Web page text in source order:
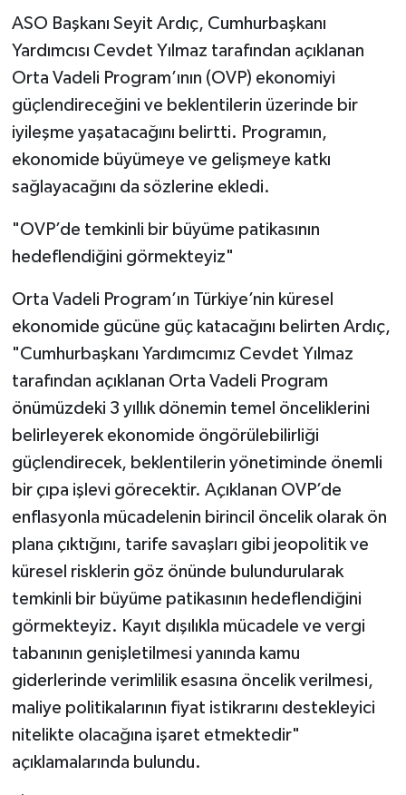
ASO Başkanı Seyit Ardıç, Cumhurbaşkanı
Yardımcısı Cevdet Yılmaz tarafından açıklanan
Orta Vadeli Program’ının (OVP) ekonomiyi
güçlendireceğini ve beklentilerin üzerinde bir
iyileşme yaşatacağını belirtti. Programın,
ekonomide büyümeye ve gelişmeye katkı
sağlayacağını da sözlerine ekledi.
"OVP’de temkinli bir büyüme patikasının
hedeflendiğini görmekteyiz"
Orta Vadeli Program’ın Türkiye’nin küresel
ekonomide gücüne güç katacağını belirten Ardıç,
"Cumhurbaşkanı Yardımcımız Cevdet Yılmaz
tarafından açıklanan Orta Vadeli Program
önümüzdeki 3 yıllık dönemin temel önceliklerini
belirleyerek ekonomide öngörülebilirliği
güçlendirecek, beklentilerin yönetiminde önemli
bir çıpa işlevi görecektir. Açıklanan OVP’de
enflasyonla mücadelenin birincil öncelik olarak ön
plana çıktığını, tarife savaşları gibi jeopolitik ve
küresel risklerin göz önünde bulundurularak
temkinli bir büyüme patikasının hedeflendiğini
görmekteyiz. Kayıt dışılıkla mücadele ve vergi
tabanının genişletilmesi yanında kamu
giderlerinde verimlilik esasına öncelik verilmesi,
maliye politikalarının fiyat istikrarını destekleyici
nitelikte olacağına işaret etmektedir"
açıklamalarında bulundu.